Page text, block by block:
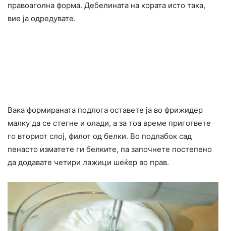
правоаголна форма. Дебелината на кората исто така,
вие ја одредувате.
Вака формираната подлога оставете ја во фрижидер
малку да се стегне и олади, а за тоа време пригответе
го вториот слој, филот од белки. Во подлабок сад
пенасто изматете ги белките, па започнете постепено
да додавате четири лажици шеќер во прав.